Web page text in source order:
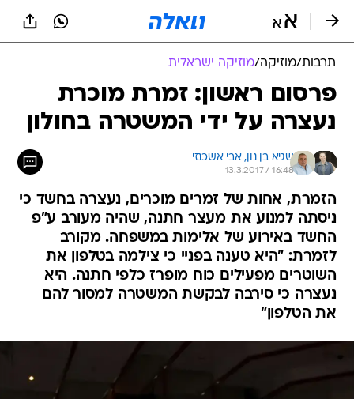
תרבות/מוזיקה/מוזיקה ישראלית
פרסום ראשון: זמרת מוכרת
נעצרה על ידי המשטרה בחולון
שגיא בן נון, אבי אשכנזי
13.3.2017 / 16:48
הזמרת, אחות של זמרים מוכרים, נעצרה בחשד כי
ניסתה למנוע את מעצר חתנה, שהיה מעורב ע"פ
החשד באירוע של אלימות במשפחה. מקורב
לזמרת: "היא טענה בפניי כי צילמה בטלפון את
השוטרים מפעילים כוח מופרז כלפי חתנה. היא
נעצרה כי סירבה לבקשת המשטרה למסור להם
את הטלפון"